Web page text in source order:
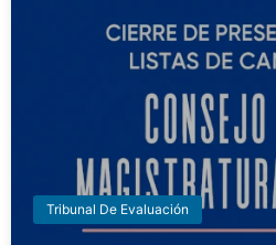
Tribunal De Evaluación